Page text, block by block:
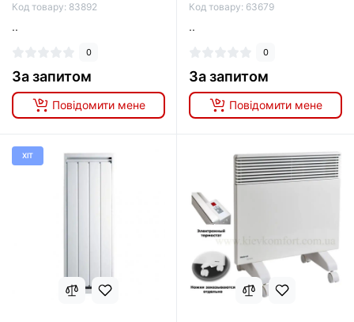
Код товару: 83892
..
0
За запитом
Повідомити мене
Код товару: 63679
..
0
За запитом
Повідомити мене
ХІТ